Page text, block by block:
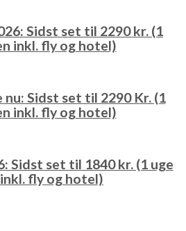
Sidst set til 2290 kr. (1
inkl. fly og hotel)
Sidst set til 2290 Kr. (1
inkl. fly og hotel)
Sidst set til 1840 kr. (1 uge
fly og hotel)